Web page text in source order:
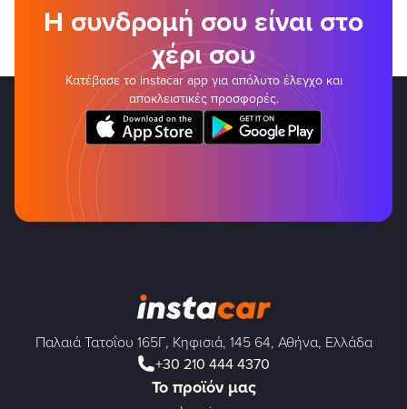
Η συνδρομή σου είναι στο
χέρι σου
Κατέβασε το instacar app για απόλυτο έλεγχο και
αποκλειστικές προσφορές.
Παλαιά Τατοΐου 165Γ, Κηφισιά, 145 64, Αθήνα, Ελλάδα
+30 210 444 4370
Το προϊόν μας